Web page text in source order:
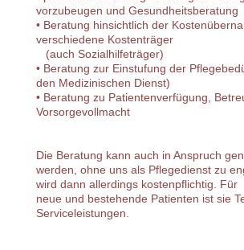
vorzubeugen und Gesundheitsberatung
• Beratung hinsichtlich der
verschiedene Kostenträger
(auch Sozialhilfeträger)
• Beratung zur Einstufung der
den Medizinischen Dienst)
• Beratung zu Patientenverfügung,
Vorsorgevollmacht
Die Beratung kann auch in Anspruch
werden, ohne uns als Pflegedienst zu
wird dann allerdings kostenpflichtig. Für
neue und bestehende Patienten ist sie
Serviceleistungen.